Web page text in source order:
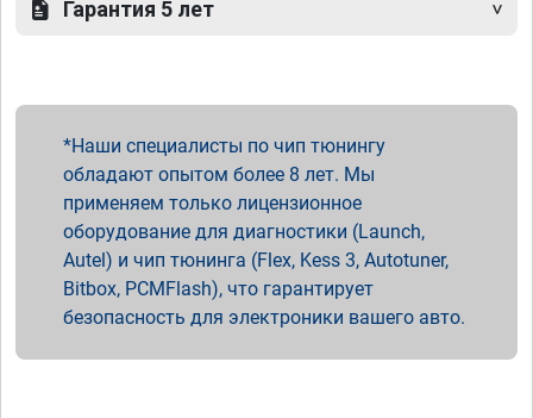
Гарантия 5 лет
Наши специалисты по чип тюнингу
обладают опытом более 8 лет. Мы
применяем только лицензионное
оборудование для диагностики (Launch,
Autel) и чип тюнинга (Flex, Kess 3, Autotuner,
Bitbox, PCMFlash), что гарантирует
безопасность для электроники вашего авто.